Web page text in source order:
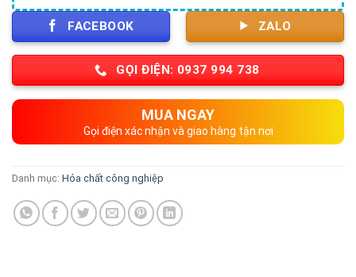
FACEBOOK ZALO
GỌI ĐIỆN: 0937 994 738
MUA NGAY
Gọi điện xác nhận và giao hàng tận nơi
Danh mục: Hóa chất công nghiệp